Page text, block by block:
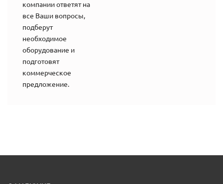
компании ответят на
все Ваши вопросы,
подберут
необходимое
оборудование и
подготовят
коммерческое
предложение.